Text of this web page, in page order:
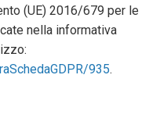
(UE) 2016/679 per le
nella informativa
935.